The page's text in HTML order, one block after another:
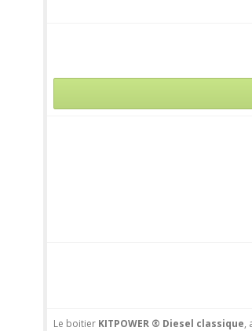
Le boitier KITPOWER ® Diesel classique,